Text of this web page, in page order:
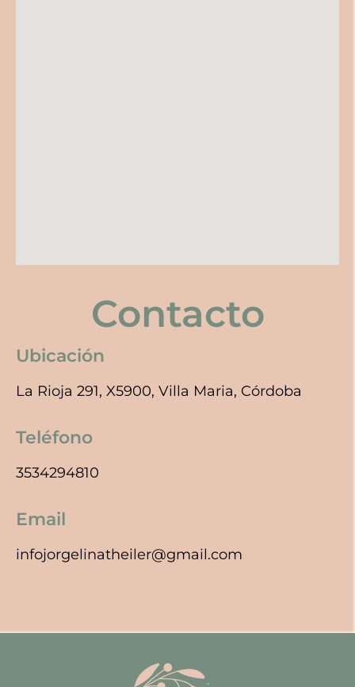
Contacto
Ubicación
La Rioja 291, X5900, Villa Maria, Córdoba
Teléfono
3534294810
Email
infojorgelinatheiler@gmail.com